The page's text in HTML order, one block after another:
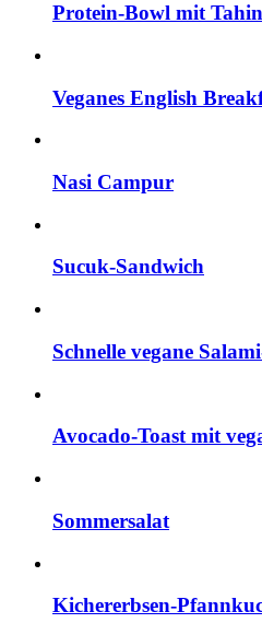
Protein-Bowl mit
Veganes English
Nasi Campur
Sucuk-Sandwich
Schnelle vegane
Avocado-Toast mit
Sommersalat
Kichererbsen-